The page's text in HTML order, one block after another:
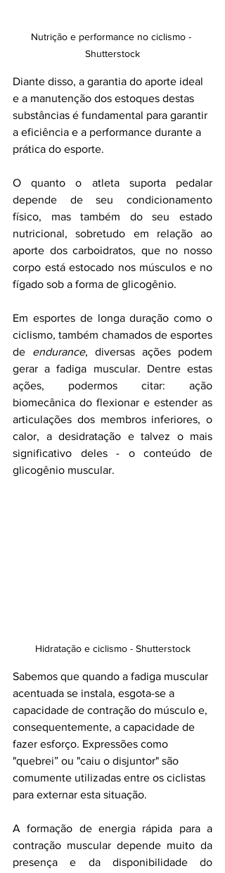
Nutrição e performance no ciclismo -
Shutterstock
Diante disso, a garantia do aporte ideal
e a manutenção dos estoques destas
substâncias é fundamental para garantir
a eficiência e a performance durante a
prática do esporte.
O quanto o atleta suporta pedalar
depende de seu condicionamento
físico, mas também do seu estado
nutricional, sobretudo em relação ao
aporte dos carboidratos, que no nosso
corpo está estocado nos músculos e no
fígado sob a forma de glicogênio.
Em esportes de longa duração como o
ciclismo, também chamados de esportes
de endurance, diversas ações podem
gerar a fadiga muscular. Dentre estas
ações, podermos citar: ação
biomecânica do flexionar e estender as
articulações dos membros inferiores, o
calor, a desidratação e talvez o mais
significativo deles - o conteúdo de
glicogênio muscular.
Hidratação e ciclismo - Shutterstock
Sabemos que quando a fadiga muscular
acentuada se instala, esgota-se a
capacidade de contração do músculo e,
consequentemente, a capacidade de
fazer esforço. Expressões como
"quebrei” ou "caiu o disjuntor" são
comumente utilizadas entre os ciclistas
para externar esta situação.
A formação de energia rápida para a
contração muscular depende muito da
presença e da disponibilidade do